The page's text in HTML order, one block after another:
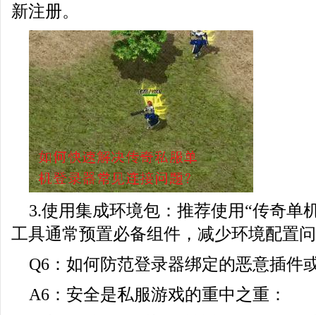
新注册。
3.使用集成环境包：推荐使用“传奇单
工具通常预置必备组件，减少环境配置
Q6：如何防范登录器绑定的恶意插件
A6：安全是私服游戏的重中之重：